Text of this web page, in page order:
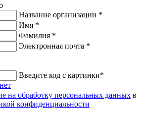
Название организации *
Имя *
Фамилия *
Электронная почта *
Введите код с картинки*
на обработку персональных данных в
конфиденциальности